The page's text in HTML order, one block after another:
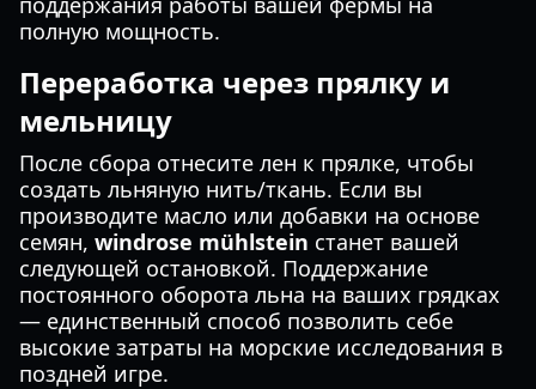
полную мощность.
Переработка через прялку и
мельницу
После сбора отнесите лен к прялке, чтобы
создать льняную нить/ткань. Если вы
производите масло или добавки на основе
семян, windrose mühlstein станет вашей
следующей остановкой. Поддержание
постоянного оборота льна на ваших грядках
— единственный способ позволить себе
высокие затраты на морские исследования в
поздней игре.